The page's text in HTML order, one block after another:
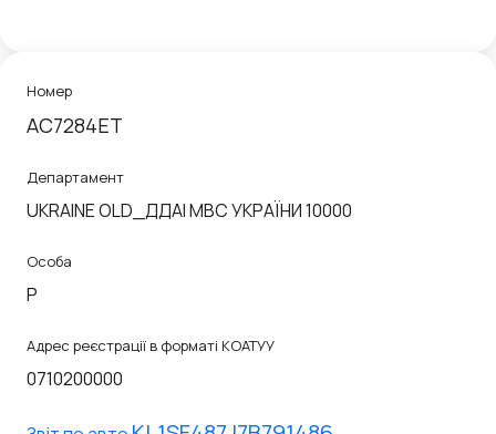
Номер
АС7284ЕТ
Департамент
UKRAINE OLD_ДДАІ МВС УКРАЇНИ 10000
Особа
P
Адрес реєстрації в форматі КОАТУУ
0710200000